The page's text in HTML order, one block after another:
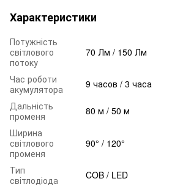
Характеристики
Потужність
світлового
потоку
70 Лм / 150 Лм
Час роботи
акумулятора
9 часов / 3 часа
Дальність
променя
80 м / 50 м
Ширина
світлового
променя
90° / 120°
Тип
світлодіода
COB / LED